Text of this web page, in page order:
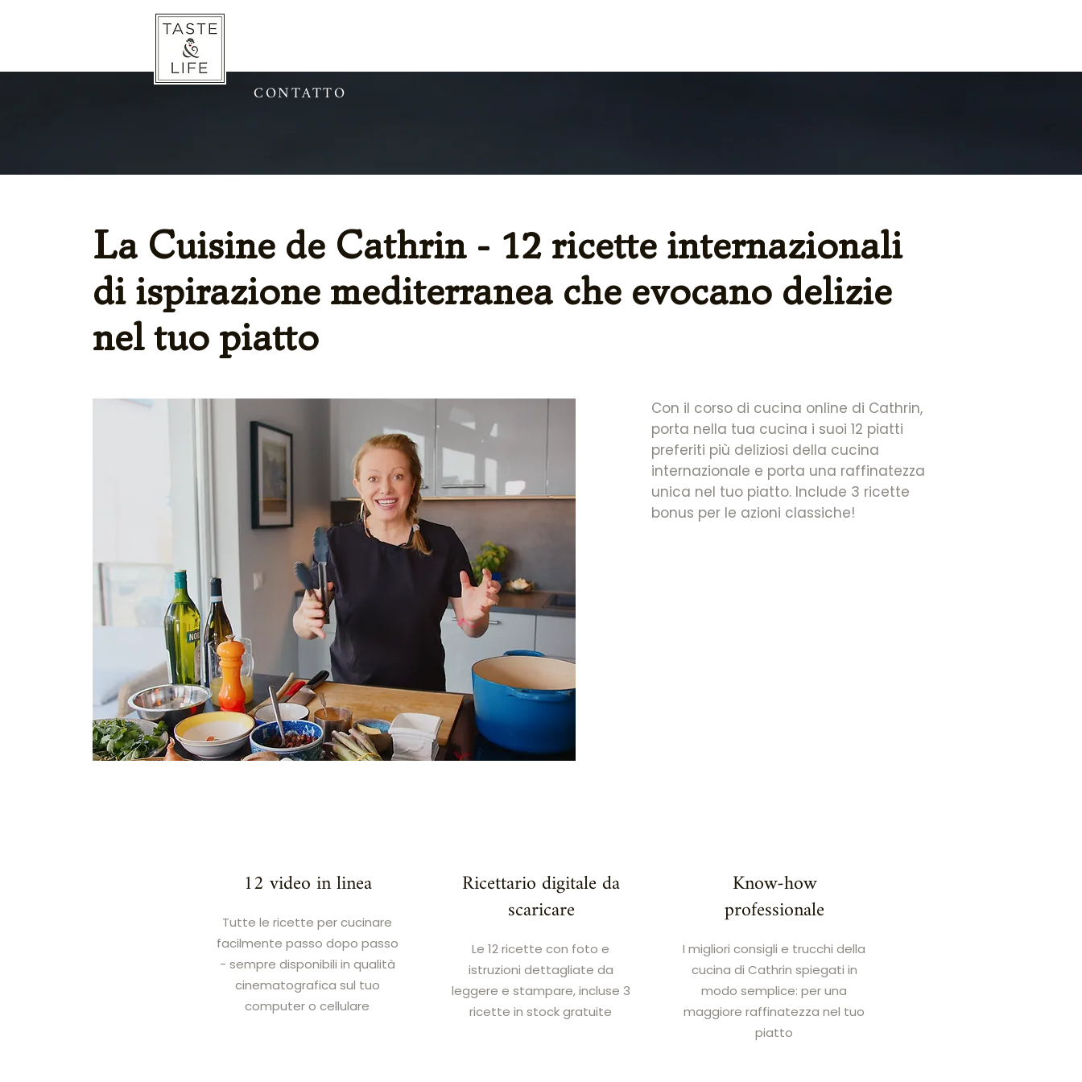
CONTATTO
La Cuisine de Cathrin - 12 ricette internazionali
di ispirazione mediterranea che evocano delizie
nel tuo piatto
Con il corso di cucina online di Cathrin,
porta nella tua cucina i suoi 12 piatti
preferiti più deliziosi della cucina
internazionale e porta una raffinatezza
unica nel tuo piatto. Include 3 ricette
bonus per le azioni classiche!
12 video in linea
Tutte le ricette per cucinare
facilmente passo dopo passo
- sempre disponibili in qualità
cinematografica sul tuo
computer o cellulare
Ricettario digitale da
scaricare
Le 12 ricette con foto e
istruzioni dettagliate da
leggere e stampare, incluse 3
ricette in stock gratuite
Know-how
professionale
I migliori consigli e trucchi della
cucina di Cathrin spiegati in
modo semplice: per una
maggiore raffinatezza nel tuo
piatto